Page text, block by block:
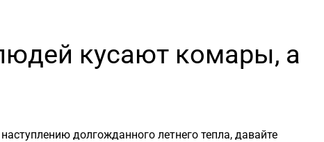
кусают комары, а
долгожданного летнего тепла, давайте